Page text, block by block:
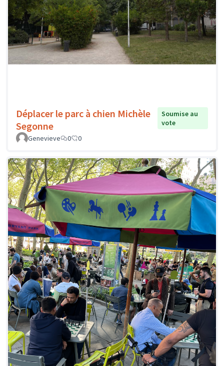
Déplacer le parc à chien Michèle
Segonne
Soumise au
vote
Genevieve
0 0